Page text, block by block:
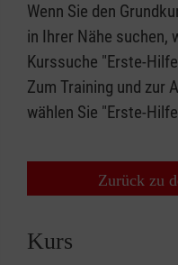
Wenn Sie den
in Ihrer Nähe suchen,
Kurssuche "Erste-
Zum Training und zur
wählen Sie "Erste-
Zurück zu
Kurs